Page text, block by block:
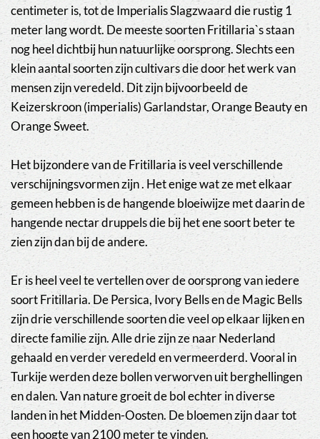
centimeter is, tot de Imperialis Slagzwaard die rustig 1
meter lang wordt. De meeste soorten Fritillaria`s staan
nog heel dichtbij hun natuurlijke oorsprong. Slechts een
klein aantal soorten zijn cultivars die door het werk van
mensen zijn veredeld. Dit zijn bijvoorbeeld de
Keizerskroon (imperialis) Garlandstar, Orange Beauty en
Orange Sweet.
Het bijzondere van de Fritillaria is veel verschillende
verschijningsvormen zijn . Het enige wat ze met elkaar
gemeen hebben is de hangende bloeiwijze met daarin de
hangende nectar druppels die bij het ene soort beter te
zien zijn dan bij de andere.
Er is heel veel te vertellen over de oorsprong van iedere
soort Fritillaria. De Persica, Ivory Bells en de Magic Bells
zijn drie verschillende soorten die veel op elkaar lijken en
directe familie zijn. Alle drie zijn ze naar Nederland
gehaald en verder veredeld en vermeerderd. Vooral in
Turkije werden deze bollen verworven uit berghellingen
en dalen. Van nature groeit de bol echter in diverse
landen in het Midden-Oosten. De bloemen zijn daar tot
een hoogte van 2100 meter te vinden.